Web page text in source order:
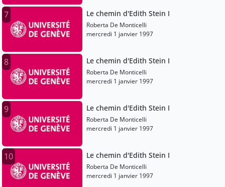
7 Le chemin d'Edith Stein I
Roberta De Monticelli
mercredi 1 janvier 1997
8 Le chemin d'Edith Stein I
Roberta De Monticelli
mercredi 1 janvier 1997
9 Le chemin d'Edith Stein I
Roberta De Monticelli
mercredi 1 janvier 1997
10 Le chemin d'Edith Stein I
Roberta De Monticelli
mercredi 1 janvier 1997